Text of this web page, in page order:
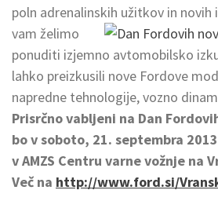
poln adrenalinskih užitkov in novih
vam želimo
ponuditi izjemno avtomobilsko
lahko preizkusili nove Fordove
napredne tehnologije, vozno
Prisrčno vabljeni na Dan
bo v soboto, 21. septembra
v AMZS Centru varne vožnje na
Več na http://www.ford.si/